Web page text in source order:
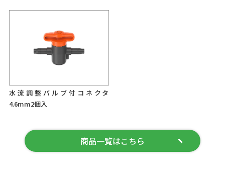
水流調整バルブ付コネクタ
4.6mm2個入
商品一覧はこちら